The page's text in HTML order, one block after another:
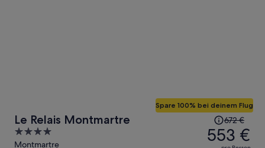
Le Relais Montmartre
4
out
Montmartre
Spare 100% bei deinem Flug
Der
Preis
betrug
672 €
553 €